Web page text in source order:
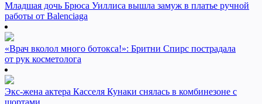
Младшая дочь Брюса Уиллиса вышла замуж в платье ручной
работы от Balenciaga
«Врач вколол много ботокса!»: Бритни Спирс пострадала
от рук косметолога
Экс-жена актера Касселя Кунаки снялась в комбинезоне с
шортами